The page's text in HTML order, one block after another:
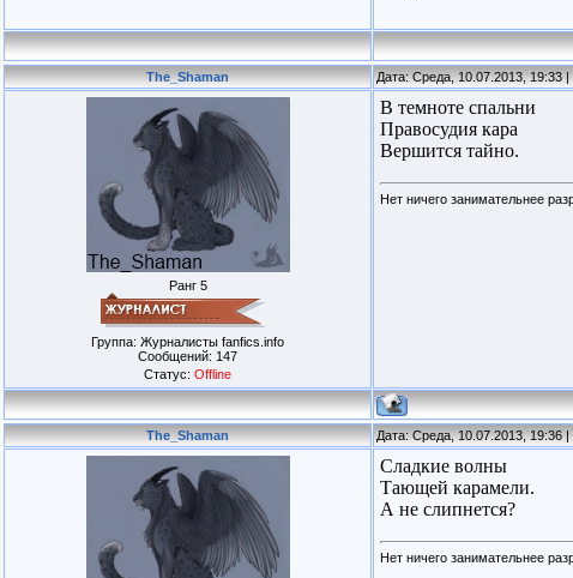
The_Shaman Дата: Среда, 10.07.2013, 19:33
Ранг 5
Группа: Журналисты fanfics.info
Сообщений: 147
Статус: Offline
В темноте спальни
Правосудия кара
Вершится тайно.
Нет ничего занимательнее
The_Shaman Дата: Среда, 10.07.2013, 19:36
Сладкие волны
Тающей карамели.
А не слипнется?
Нет ничего занимательнее